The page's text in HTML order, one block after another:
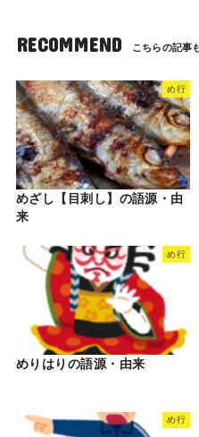
RECOMMEND
め行
めざし【目刺し】の語源・由
来
め行
めりはりの語源・由来
め行